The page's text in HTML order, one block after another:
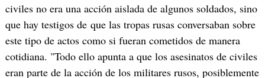
civiles no era una acción aislada de algunos soldados, sino
que hay testigos de que las tropas rusas conversaban sobre
este tipo de actos como si fueran cometidos de manera
cotidiana. "Todo ello apunta a que los asesinatos de civiles
eran parte de la acción de los militares rusos, posiblemente